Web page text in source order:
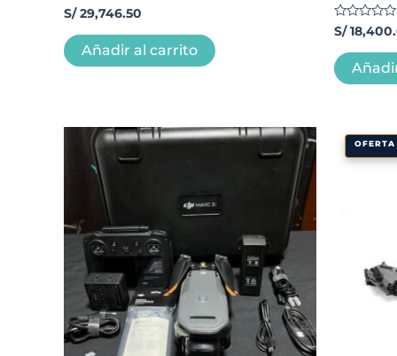
Valorado
con
de
5
S/29,746.50
Añadir al carrito
Valorado
con
de
5
S/
OFERTA